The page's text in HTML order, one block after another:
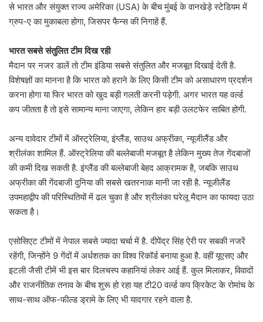
से भारत और संयुक्त राज्य अमेरिका (USA) के बीच मुंबई के वानखेड़े स्टेडियम में
ग्रुप-ए का मुकाबला होगा, जिसपर फैन्स की निगाहें हैं.
भारत सबसे संतुलित टीम दिख रही
मैदान पर नजर डालें तो टीम इंडिया सबसे संतुलित और मजबूत दिखाई देती है.
विशेषज्ञों का मानना है कि भारत को हराने के लिए किसी टीम को असाधारण प्रदर्शन
करना होगा या फिर भारत को खुद बड़ी गलती करनी पड़ेगी. अगर भारत यह वर्ल्ड
कप जीतता है तो इसे सामान्य माना जाएगा, लेकिन हार बड़ी उलटफेर साबित होगी.
अन्य दावेदार टीमों में ऑस्ट्रेलिया, इंग्लैंड, साउथ अफ्रीका, न्यूजीलैंड और
श्रीलंका शामिल हैं. ऑस्ट्रेलिया की बल्लेबाजी मजबूत है लेकिन मुख्य तेज गेंदबाजों
की कमी दिख सकती है. इंग्लैंड की बल्लेबाजी बेहद आक्रामक है, जबकि साउथ
अफ्रीका की गेंदबाजी दुनिया की सबसे खतरनाक मानी जा रही है. न्यूजीलैंड
उपमहाद्वीप की परिस्थितियों में ढल चुका है और श्रीलंका घरेलू मैदान का फायदा उठा
सकता है।
एसोसिएट टीमों में नेपाल सबसे ज्यादा चर्चा में है. दीपेंद्र सिंह ऐरी पर सबकी नजरें
रहेंगी, जिन्होंने 9 गेंदों में अर्धशतक का विश्व रिकॉर्ड बनाया हुआ है. वहीं यूएसए और
इटली जैसी टीमें भी इस बार दिलचस्प कहानियां लेकर आई हैं. कुल मिलाकर, विवादों
और राजनीतिक तनाव के बीच शुरू हो रहा यह टी20 वर्ल्ड कप क्रिकेट के रोमांच के
साथ-साथ ऑफ-फील्ड ड्रामे के लिए भी यादगार रहने वाला है.